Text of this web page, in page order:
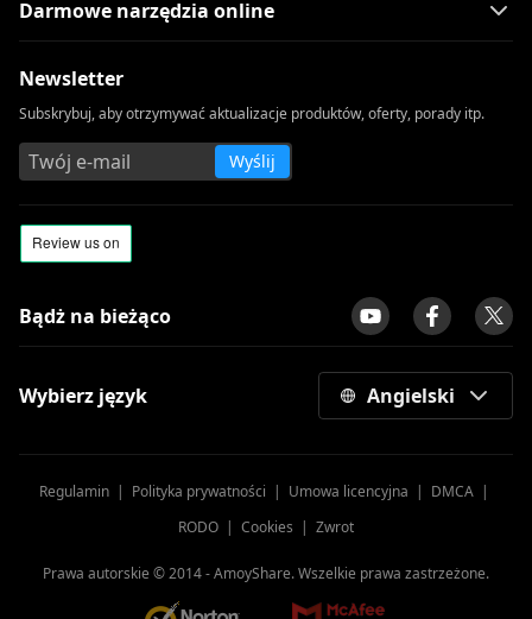
Darmowe narzędzia online
Newsletter
Subskrybuj, aby otrzymywać aktualizacje produktów, oferty, porady itp.
Wyślij
Bądż na bieżąco
Wybierz język Angielski
Regulamin | Polityka prywatności | Umowa licencyjna | DMCA |
RODO | Cookies | Zwrot
Prawa autorskie © 2014 -AmoyShare. Wszelkie prawa zastrzeżone.